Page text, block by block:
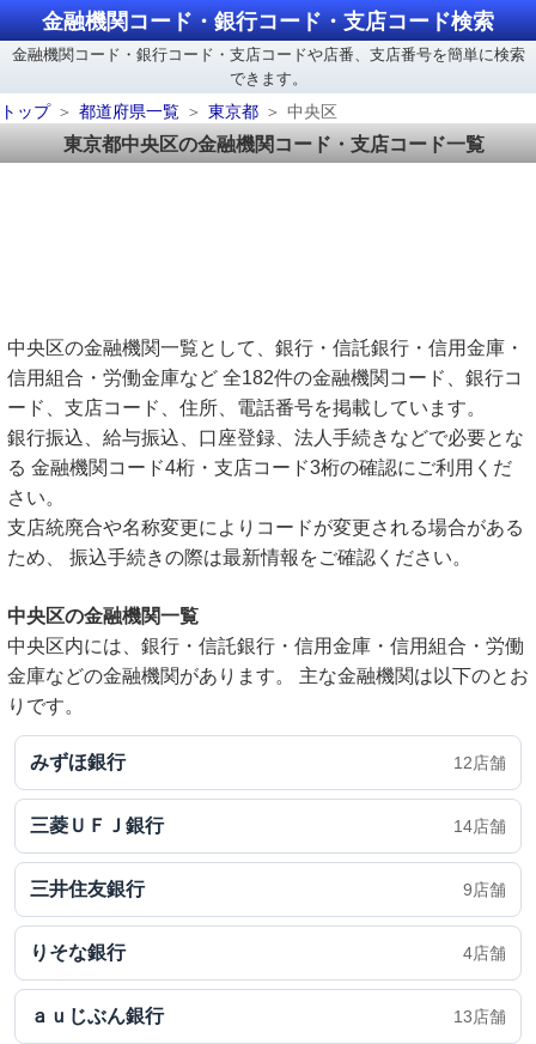
金融機関コード・銀行コード・支店コード検索
金融機関コード・銀行コード・支店コードや店番、支店番号を簡単に検索
できます。
トップ
都道府県一覧 東京都 中央区
東京都中央区の金融機関コード・支店コード一覧
中央区の金融機関一覧として、銀行・信託銀行・信用金庫・
信用組合・労働金庫など 全182件の金融機関コード、銀行コ
ード、支店コード、住所、電話番号を掲載しています。
銀行振込、給与振込、口座登録、法人手続きなどで必要とな
る 金融機関コード4桁・支店コード3桁の確認にご利用くだ
さい。
支店統廃合や名称変更によりコードが変更される場合がある
ため、 振込手続きの際は最新情報をご確認ください。
中央区の金融機関一覧
中央区内には、銀行・信託銀行・信用金庫・信用組合・労働
金庫などの金融機関があります。 主な金融機関は以下のとお
りです。
みずほ銀行 12店舗
三菱ＵＦＪ銀行 14店舗
三井住友銀行 9店舗
りそな銀行 4店舗
ａｕじぶん銀行 13店舗